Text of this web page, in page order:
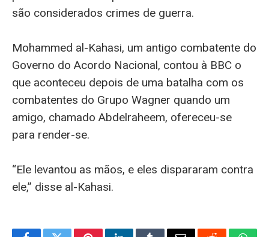
são considerados crimes de guerra.
Mohammed al-Kahasi, um antigo combatente do
Governo do Acordo Nacional, contou à BBC o
que aconteceu depois de uma batalha com os
combatentes do Grupo Wagner quando um
amigo, chamado Abdelraheem, ofereceu-se
para render-se.
“Ele levantou as mãos, e eles dispararam contra
ele,” disse al-Kahasi.